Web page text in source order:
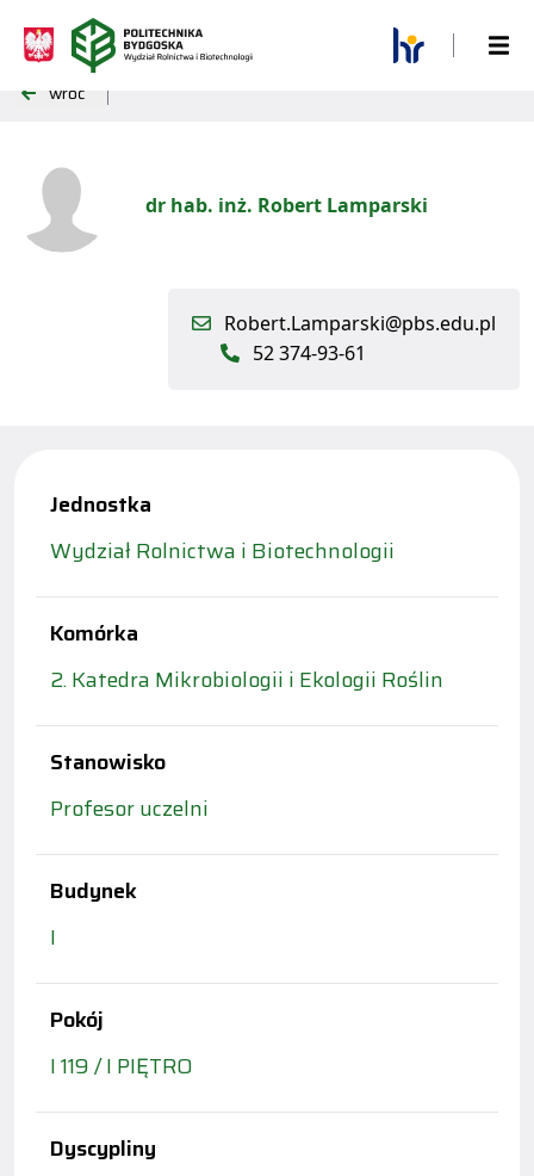
wróć
dr hab. inż. Robert Lamparski
Robert.Lamparski@pbs.edu.pl
52 374-93-61
Jednostka
Wydział Rolnictwa i Biotechnologii
Komórka
2. Katedra Mikrobiologii i Ekologii Roślin
Stanowisko
Profesor uczelni
Budynek
I
Pokój
I 119 / I PIĘTRO
Dyscypliny